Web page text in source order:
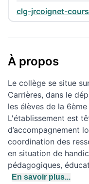
À propos
Le collège se situe
Carrières, dans le
les élèves de la
L'établissement est
d’accompagnement
coordination des
en situation de
pédagogiques,
En savoir plus...